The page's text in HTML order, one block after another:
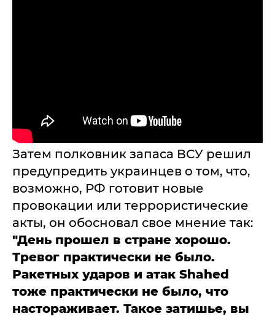
Затем полковник запаса ВСУ решил
предупредить украинцев о том, что,
возможно, РФ готовит новые
провокации или террористические
акты, он обосновал свое мнение так:
"День прошел в стране хорошо.
Тревог практически не было.
Ракетных ударов и атак Shahed
тоже практически не было, что
настораживает. Такое затишье, вы